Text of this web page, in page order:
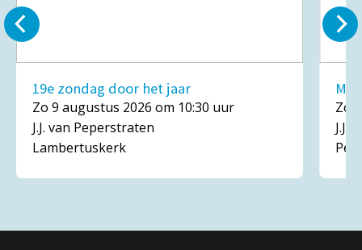
19e zondag door het jaar
Zo 9 augustus 2026 om 10:30 uur
J.J. van Peperstraten
Lambertuskerk
Zo
J.J.